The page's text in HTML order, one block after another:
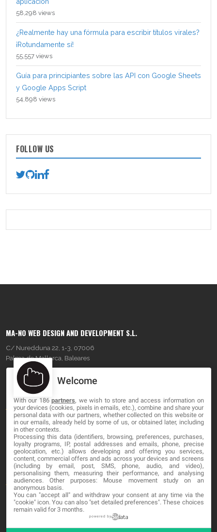
58,298 views
¿Realmente hay una fórmula para escribir títulos virales?
¡Rotundamente sí!
55,557 views
Guía para principiantes sobre las API con Google Sheets
y Google Apps Script
54,898 views
FOLLOW US
MA-NO WEB DESIGN AND DEVELOPMENT S.L.
C/ Nuredduna 22, 1-3, 07006
Palma de Mallorca, Baleares
OUR COMPANY
About
Blog
Contact
LEGAL
Terminos y Condiciones
Política de Privacidad
Welcome
With our 186partners, we wish to store and access information on
your devices (cookies, pixels in emails, etc.), combine and share your
personal data with our partners, whether collected on this website or
in our emails, already held by some of us, or obtained later, including
in other contexts.
Processing this data (identifiers, browsing, preferences, purchases,
loyalty programs, IP, postal addresses and emails, phone, precise
geolocation, etc.) allows developing and offering you services,
content, commercial offers and ads across your devices and screens
(including by email, post, SMS, phone, audio, and video),
personalising them, measuring their performance, and analysing
audiences. Other purposes: Mouse movement study on an
anonymous basis.
You can "accept all" and withdraw your consent at any time via the
"cookie" icon. You can also "set detailed preferences". These choices
remain valid for 3 months.
powered by